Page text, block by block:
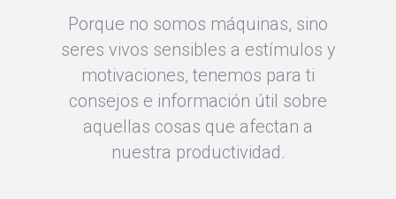
Porque no somos máquinas, sino
seres vivos sensibles a estímulos y
motivaciones, tenemos para ti
consejos e información útil sobre
aquellas cosas que afectan a
nuestra productividad.